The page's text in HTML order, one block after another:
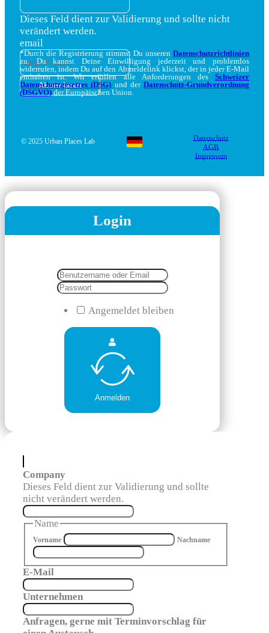
Dieses Feld dient zur Validierung und sollte nicht
verändert werden.
email
*Durch die Registrierung stimmst Du unseren Datenschutzrichtlinien
zu. Du kannst Deine Einwilligung jederzeit und problemlos
widerrufen, indem Du auf den Abmeldelink klickst, der in jeder E-Mail
enthalten ist. Wir erfüllen alle Anforderungen des Schweizer
Datenschutzgesetzes (DSG) und der Datenschutz-Grundverordnung
(DSGVO) der Europäischen Union.
© 2025 Urban Places Lab
Datenschutz
AGB
Impressum
Login
Angemeldet bleiben
Anmelden
Company
Dieses Feld dient zur Validierung und sollte
nicht verändert werden.
Name
Vorname Nachname
E-Mail
Unternehmen
Anfragen, gerne mit Terminvorschlag für